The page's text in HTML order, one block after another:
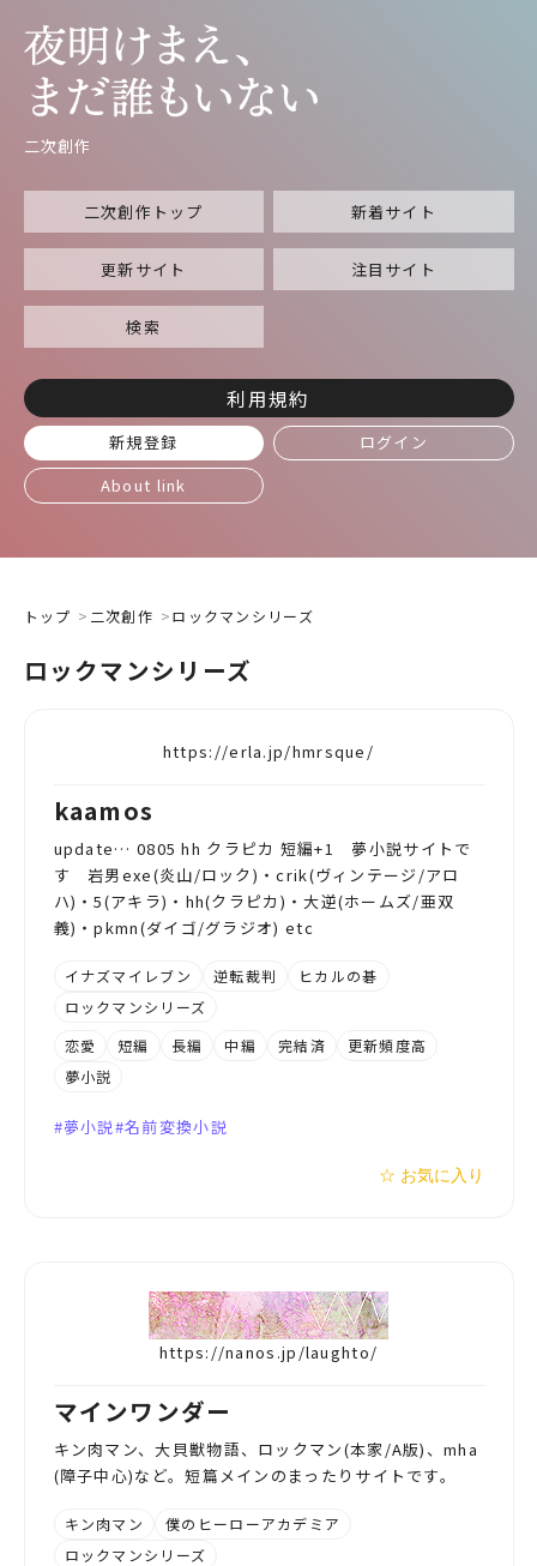
二次創作
二次創作トップ 新着サイト
更新サイト 注目サイト
検索
利用規約
新規登録
ログイン
About link
トップ 二次創作 ロックマンシリーズ
ロックマンシリーズ
https://erla.jp/hmrsque/
kaamos
update… 0805 hh クラピカ 短編+1 夢小説サイトで
す 岩男exe(炎山/ロック)・crik(ヴィンテージ/アロ
ハ)・5(アキラ)・hh(クラピカ)・大逆(ホームズ/亜双
義)・pkmn(ダイゴ/グラジオ) etc
イナズマイレブン 逆転裁判
ヒカルの碁
ロックマンシリーズ
恋愛
短編 長編 中編 完結済
更新頻度高
夢小説
夢小説 名前変換小説
☆ お気に入り
https://nanos.jp/laughto/
マインワンダー
キン肉マン、大貝獣物語、ロックマン(本家/A版)、mha
(障子中心)など。短篇メインのまったりサイトです。
キン肉マン
僕のヒーローアカデミア
ロックマンシリーズ